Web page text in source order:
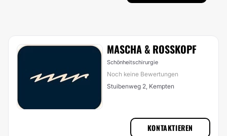
MASCHA & ROSSKOPF
Schönheitschirurgie
Noch keine Bewertungen
Stuibenweg 2, Kempten
KONTAKTIEREN